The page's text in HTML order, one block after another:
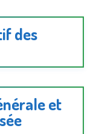
des
et